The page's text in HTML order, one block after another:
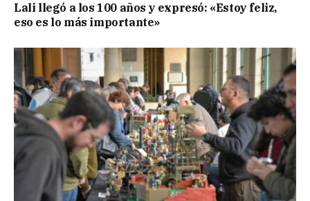
Lali llegó a los 100 años y expresó: «Estoy feliz,
eso es lo más importante»